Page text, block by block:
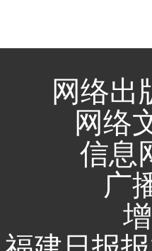
网络出
网络
信息
广